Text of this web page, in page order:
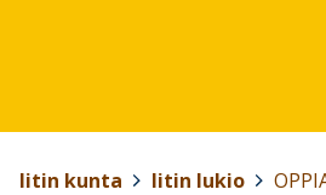
Iitin kunta Iitin lukio